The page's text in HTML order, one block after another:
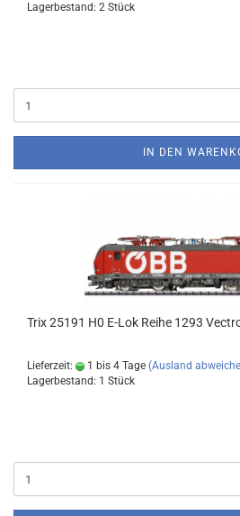
Lagerbestand: 2 Stück
IN DEN
Trix 25191 H0 E-Lok Reihe 1293
Lieferzeit: 1 bis 4 Tage (Ausland
Lagerbestand: 1 Stück